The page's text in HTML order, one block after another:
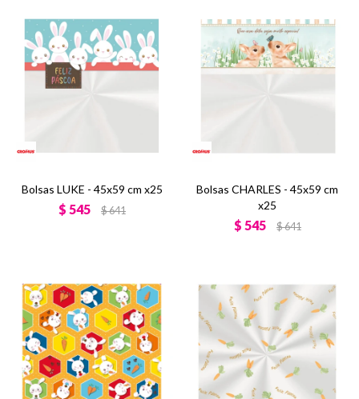
Bolsas LUKE - 45x59 cm x25
$ 545 $641
Bolsas CHARLES - 45x59 cm
x25
$ 545 $641